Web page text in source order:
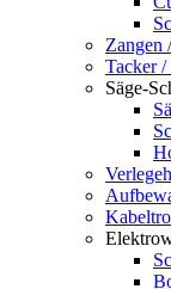
Zangen
Tacker
Säge-